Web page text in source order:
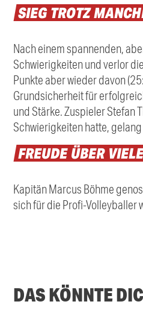
SIEGTROTZ
Nach einem spannenden,
Schwierigkeiten und verlor
Punkte aber wieder davon
Grundsicherheit für
und Stärke. Zuspieler Stefan
Schwierigkeiten hatte,
FREUDEÜBER
Kapitän Marcus Böhme
sich für die Profi-Volleyballer
DAS KÖNNTE